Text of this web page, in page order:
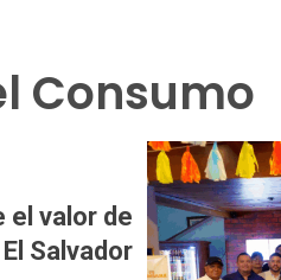
Consumo
el valor de
Salvador